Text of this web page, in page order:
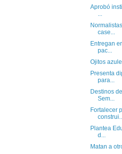
Aprobó
...
case...
Entregan
pac...
Ojitos
Presenta
para...
Destinos
Sem...
Fortalecer
Plantea
d...
Matan a